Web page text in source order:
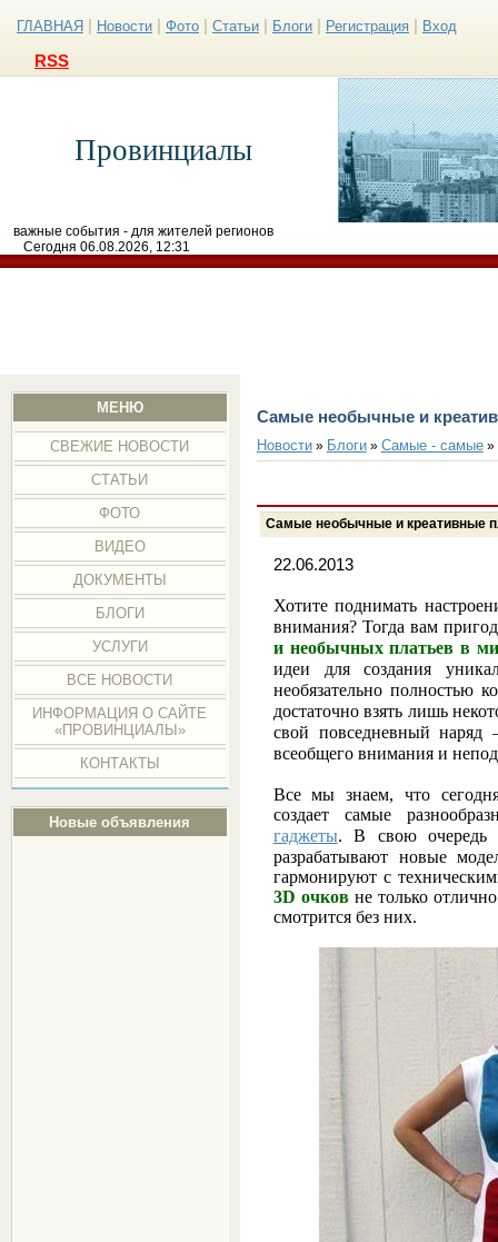
ГЛАВНАЯ Новости Фото Статьи Блоги Регистрация Вход
RSS
Провинциалы
важные события - для жителей регионов
Сегодня 06.08.2026, 12:31
МЕНЮ
СВЕЖИЕ НОВОСТИ
СТАТЬИ
ФОТО
ВИДЕО
ДОКУМЕНТЫ
БЛОГИ
УСЛУГИ
ВСЕ НОВОСТИ
ИНФОРМАЦИЯ О САЙТЕ
«ПРОВИНЦИАЛЫ»
КОНТАКТЫ
Новые объявления
Самые необычные и
Новости» Блоги» Самые - самые»
Самые необычные и креативные
22.06.2013
Хотите поднимать
внимания? Тогда вам
и необычных платьев в
идеи для создания
необязательно полностью
достаточно взять лишь
свой повседневный наряд
всеобщего внимания и
Все мы знаем, что
создает самые
гаджеты. В свою очередь
разрабатывают новые
гармонируют с
3D очковне только
смотрится без них.